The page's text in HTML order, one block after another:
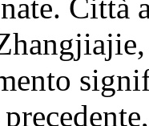
Città